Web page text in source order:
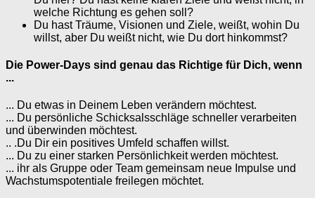
welche Richtung es gehen soll?
Du hast Träume, Visionen und Ziele, weißt, wohin Du
willst, aber Du weißt nicht, wie Du dort hinkommst?
Die Power-Days sind genau das Richtige für Dich, wenn
...
... Du etwas in Deinem Leben verändern möchtest.
... Du persönliche Schicksalsschläge schneller verarbeiten
und überwinden möchtest.
.. .Du Dir ein positives Umfeld schaffen willst.
... Du zu einer starken Persönlichkeit werden möchtest.
... ihr als Gruppe oder Team gemeinsam neue Impulse und
Wachstumspotentiale freilegen möchtet.